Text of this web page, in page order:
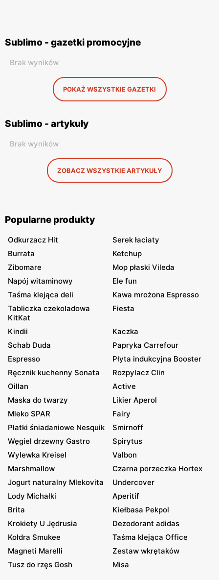
Sublimo - gazetki promocyjne
Brak wyników
POKAŻ WSZYSTKIE GAZETKI
Sublimo - artykuły
Brak wyników
ZOBACZ WSZYSTKIE ARTYKUŁY
Popularne produkty
Odkurzacz Hit
Serek łaciaty
Burrata
Ketchup
Zibomare
Mop płaski Vileda
Napój witaminowy
Ele fun
Taśma klejąca deli
Kawa mrożona Espresso
Tabliczka czekoladowa
KitKat
Fiesta
Kindii
Kaczka
Schab Duda
Papryka Carrefour
Espresso
Płyta indukcyjna Booster
Ręcznik kuchenny Sonata
Rozpylacz Clin
Oillan
Active
Maska do twarzy
Likier Aperol
Mleko SPAR
Fairy
Płatki śniadaniowe Nesquik
Smirnoff
Węgiel drzewny Gastro
Spirytus
Wylewka Kreisel
Valbon
Marshmallow
Czarna porzeczka Hortex
Jogurt naturalny Mlekovita
Undercover
Lody Michałki
Aperitif
Brita
Kiełbasa Pekpol
Krokiety U Jędrusia
Dezodorant adidas
Kołdra Smukee
Taśma klejąca Office
Magneti Marelli
Zestaw wkrętaków
Tusz do rzęs Gosh
Misa